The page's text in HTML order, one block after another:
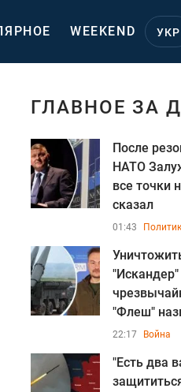
WEEKEND УКР
ГЛАВНОЕ ЗА
После
НАТО
все точки
сказал
01:43
"Искандер"
"Флеш"
22:17 Война
"Есть два